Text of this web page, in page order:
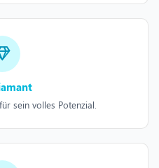
sein volles Potenzial.